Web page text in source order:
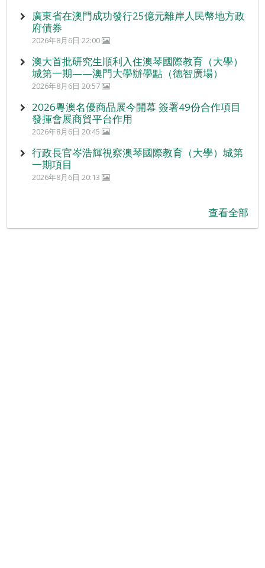
廣東省在澳門成功發行25億元離岸人民幣地方政
府債券
2026年8月6日 22:00
澳大首批研究生順利入住澳琴國際教育（大學）
城第一期——澳門大學辦學點（德智廣場）
2026年8月6日 20:57
2026粵澳名優商品展今開幕 簽署49份合作項目
發揮會展商貿平台作用
2026年8月6日 20:45
行政長官岑浩輝視察澳琴國際教育（大學）城第
一期項目
2026年8月6日 20:13
查看全部